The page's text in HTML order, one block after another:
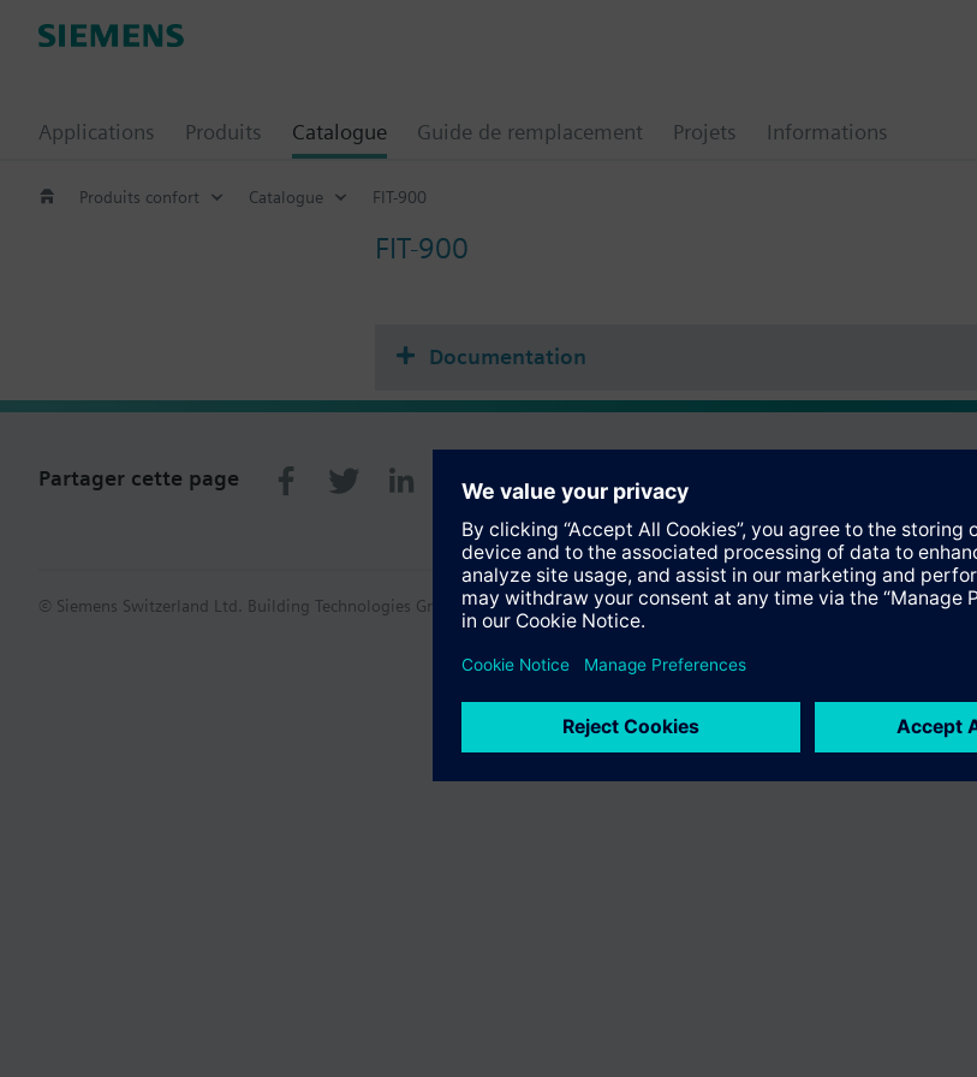
Applications Produits Catalogue Guide de remplacement Projets Informations
Produits confort Catalogue FIT-900
FIT-900
Documentation
Partager cette page
© Siemens Switzerland Ltd. Building Technologies Group - 2016 Le portefeuille des produits peut varier en fonction du pays